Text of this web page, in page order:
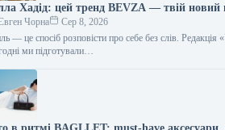
Хадід: цей тренд BEVZA — твій новий
Чорна
Сер 8, 2026
— це спосіб розповісти про себе без слів.
ми підготували…